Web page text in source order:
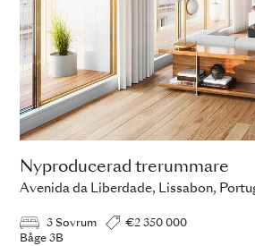
Nyproducerad trerummare
Avenida da Liberdade, Lissabon,
3 Sovrum
€2 350 000
Båge 3B